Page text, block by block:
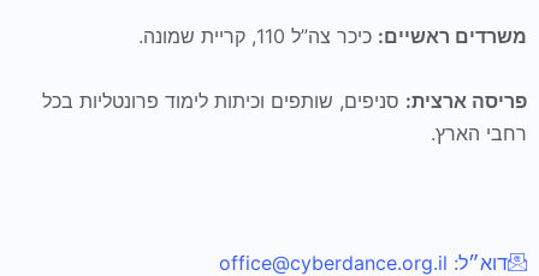
משרדים ראשיים: כיכר צה”ל 110, קריית שמונה.
פריסה ארצית: סניפים, שותפים וכיתות לימוד פרונטליות בכל
רחבי הארץ.
דוא״ל: office@cyberdance.org.il